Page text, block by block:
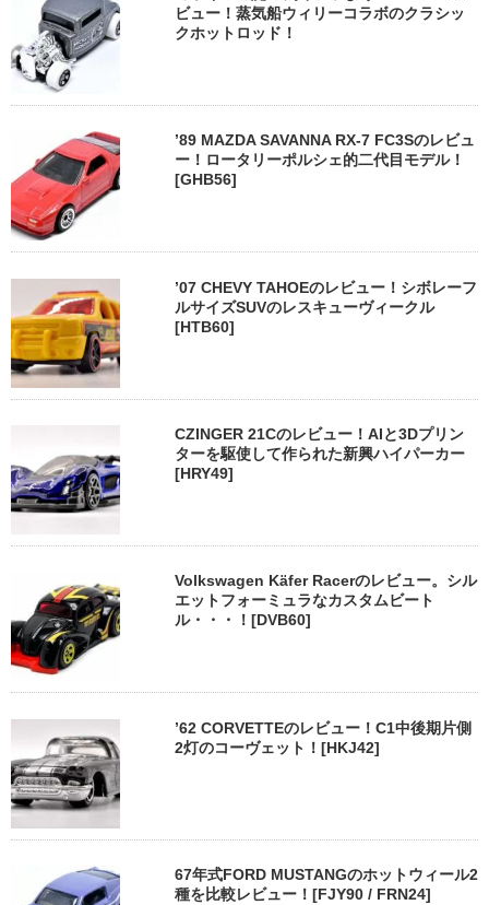
ビュー！蒸気船ウィリーコラボのクラシッ
クホットロッド！
’89 MAZDA SAVANNA RX-7 FC3Sのレビュ
ー！ロータリーポルシェ的二代目モデル！
[GHB56]
’07 CHEVY TAHOEのレビュー！シボレーフ
ルサイズSUVのレスキューヴィークル
[HTB60]
CZINGER 21Cのレビュー！AIと3Dプリン
ターを駆使して作られた新興ハイパーカー
[HRY49]
Volkswagen Käfer Racerのレビュー。シル
エットフォーミュラなカスタムビート
ル・・・！[DVB60]
’62 CORVETTEのレビュー！C1中後期片側
2灯のコーヴェット！[HKJ42]
67年式FORD MUSTANGのホットウィール2
種を比較レビュー！[FJY90 / FRN24]